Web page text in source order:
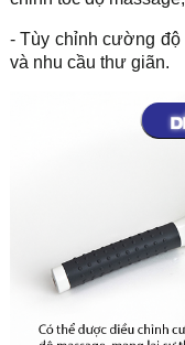
- Tùy chỉnh cường
và nhu cầu thư giãn.